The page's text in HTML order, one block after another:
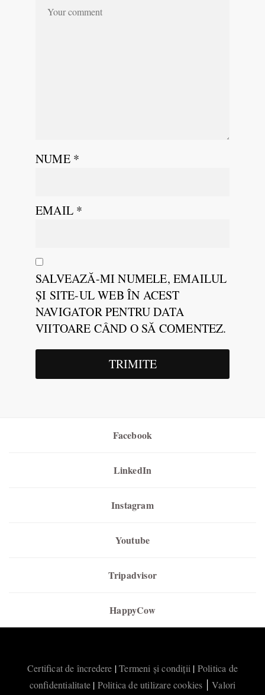
NUME *
EMAIL *
SALVEAZĂ-MI NUMELE, EMAILUL
ȘI SITE-UL WEB ÎN ACEST
NAVIGATOR PENTRU DATA
VIITOARE CÂND O SĂ COMENTEZ.
Facebook
LinkedIn
Instagram
Youtube
Tripadvisor
HappyCow
Certificat de încredere |Termeni și condiții | Politica de
confidentialitate | Politica de utilizare cookies Valori